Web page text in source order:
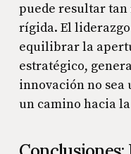
puede resultar
rígida. El
equilibrar la
estratégico,
innovación no sea
un camino hacia